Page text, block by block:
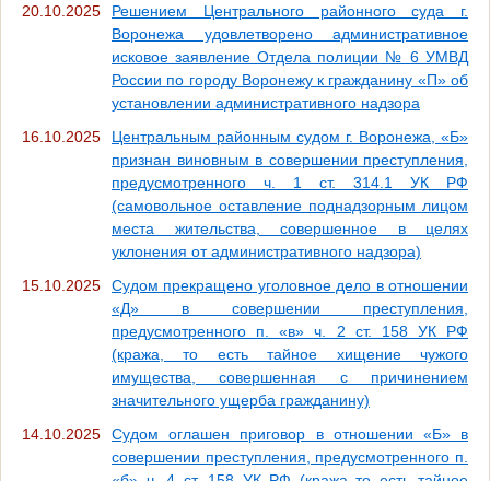
20.10.2025
Решением Центрального районного суда г.
Воронежа удовлетворено административное
исковое заявление Отдела полиции № 6 УМВД
России по городу Воронежу к гражданину «П» об
установлении административного надзора
16.10.2025
Центральным районным судом г. Воронежа, «Б»
признан виновным в совершении преступления,
предусмотренного ч. 1 ст. 314.1 УК РФ
(самовольное оставление поднадзорным лицом
места жительства, совершенное в целях
уклонения от административного надзора)
15.10.2025
Судом прекращено уголовное дело в отношении
«Д» в совершении преступления,
предусмотренного п. «в» ч. 2 ст. 158 УК РФ
(кража, то есть тайное хищение чужого
имущества, совершенная с причинением
значительного ущерба гражданину)
14.10.2025
Судом оглашен приговор в отношении «Б» в
совершении преступления, предусмотренного п.